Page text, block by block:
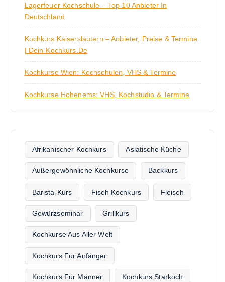
Lagerfeuer Kochschule – Top 10 Anbieter In
Deutschland
Kochkurs Kaiserslautern – Anbieter, Preise & Termine
| Dein-Kochkurs.de
Kochkurse Wien: Kochschulen, VHS & Termine
Kochkurse Hohenems: VHS, Kochstudio & Termine
Afrikanischer Kochkurs Asiatische Küche
Außergewöhnliche Kochkurse Backkurs
Barista-Kurs Fisch Kochkurs Fleisch
Gewürzseminar Grillkurs
Kochkurse Aus Aller Welt
Kochkurs Für Anfänger
Kochkurs Für Männer Kochkurs Starkoch